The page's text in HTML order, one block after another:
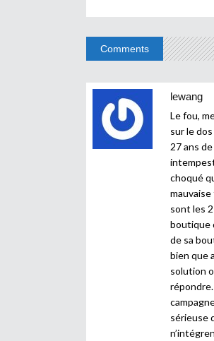
Comments
lewang
Le fou,
sur le
27 ans
choqué
sont les
boutique
de sa
bien que
solution
sérieuse